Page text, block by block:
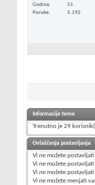
Godina
51
Poruke
5.192
Informacije teme
Trenutno je 29
Ovlašćenja postavljanja
Vi ne možete
Vi ne možete
Vi ne možete
Vi ne možete menjati